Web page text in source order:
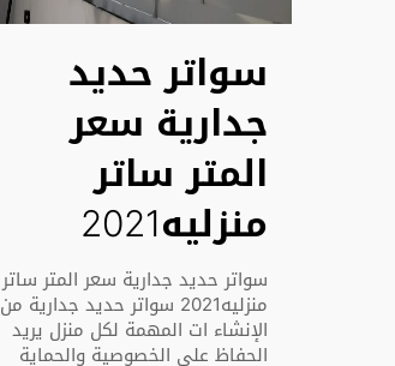
سواتر حديد
جدارية سعر
المتر ساتر
منزليه2021
سواتر حديد جدارية سعر المتر ساتر
منزليه2021 سواتر حديد جدارية من
الإنشاء ات المهمة لكل منزل يريد
الحفاظ على الخصوصية والحماية